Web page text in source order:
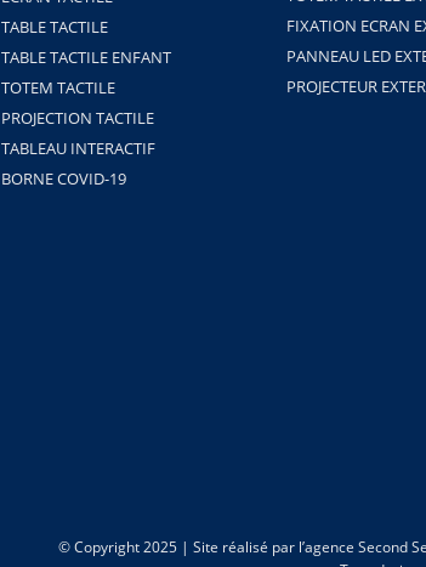
TABLE TACTILE
TABLE TACTILE ENFANT
TOTEM TACTILE
PROJECTION TACTILE
TABLEAU INTERACTIF
BORNE COVID-19
FIXATION ECRAN
PANNEAU LED
PROJECTEUR
© Copyright 2025 | Site réalisé par l’agence Second